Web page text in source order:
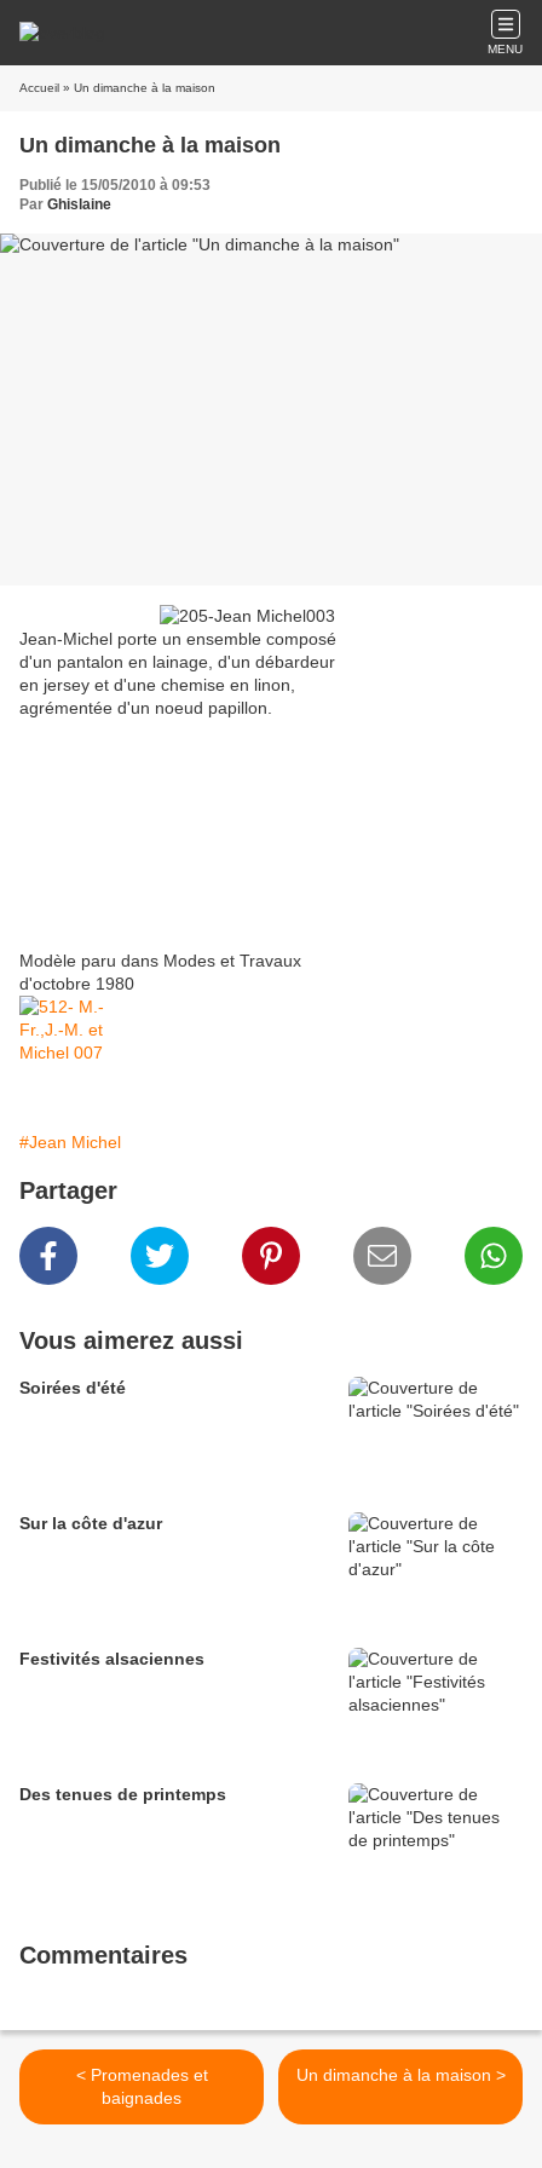
MENU
Accueil » Un dimanche à la maison
Un dimanche à la maison
Publié le 15/05/2010 à 09:53
Par Ghislaine
Jean-Michel porte un ensemble composé
d'un pantalon en lainage, d'un débardeur
en jersey et d'une chemise en linon,
agrémentée d'un noeud papillon.
Modèle paru dans Modes et Travaux
d'octobre 1980
#Jean Michel
Partager
Vous aimerez aussi
Soirées d'été
Sur la côte d'azur
Festivités alsaciennes
Des tenues de printemps
Commentaires
< Promenades et
baignades
Un dimanche à la maison >